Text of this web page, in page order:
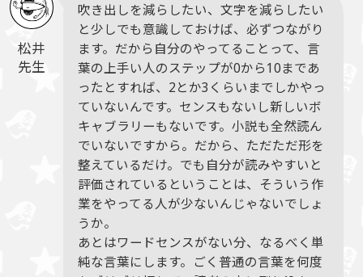
松井
先生
吹き出しを減らしたい、文字を減らしたい
と少しでも意識しておけば、必ずつながり
ます。だから自分のやってることって、言
葉の上手い人のステップが0から10まであ
ったとすれば、2とか3くらいまでしかやっ
ていないんです。センスもないし新しいボ
キャブラリーもないです。小説も全然読ん
でいないですから。だから、ただただ形を
整えているだけ。でも自分が読みやすいと
評価されているということは、そういう作
業をやってる人が少ないんじゃないでしょ
うか。
あとはワードセンスがない分、なるべく単
純な言葉にします。ごく普通の言葉を何度